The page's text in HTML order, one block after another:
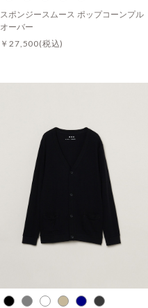
スポンジースムース ポップコーンプル
オーバー
￥27,500(税込)